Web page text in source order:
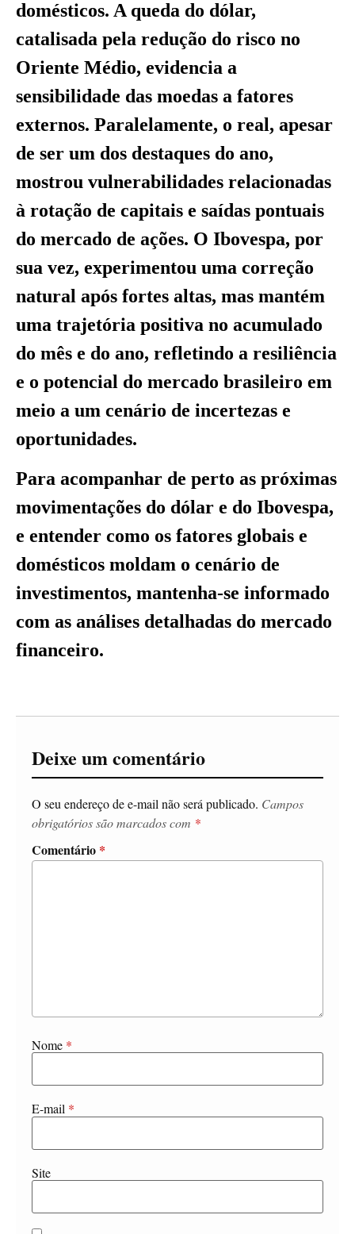
domésticos. A queda do dólar,
catalisada pela redução do risco no
Oriente Médio, evidencia a
sensibilidade das moedas a fatores
externos. Paralelamente, o real, apesar
de ser um dos destaques do ano,
mostrou vulnerabilidades relacionadas
à rotação de capitais e saídas pontuais
do mercado de ações. O Ibovespa, por
sua vez, experimentou uma correção
natural após fortes altas, mas mantém
uma trajetória positiva no acumulado
do mês e do ano, refletindo a resiliência
e o potencial do mercado brasileiro em
meio a um cenário de incertezas e
oportunidades.
Para acompanhar de perto as próximas
movimentações do dólar e do Ibovespa,
e entender como os fatores globais e
domésticos moldam o cenário de
investimentos, mantenha-se informado
com as análises detalhadas do mercado
financeiro.
Deixe um comentário
O seu endereço de e-mail não será publicado. Campos
obrigatórios são marcados com *
Comentário *
Nome *
E-mail *
Site